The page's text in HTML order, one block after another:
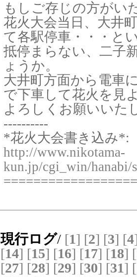
もしご存じの方がい
花火大会当日、大井
て各駅停車・・・と
抵停まらない、二子
ょうか。
大井町方面から電車
で下車して花火を見
よろしくお願いいた
----------
*花火大会書き込み*:
http://www.nikotama-
kun.jp/cgi_win/hanabi/
現行ログ/ [1] [2] [3] [4
[14] [15] [16] [17] [18] [
[27] [28] [29] [30] [31] [